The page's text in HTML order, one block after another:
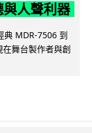
人聲利器
典 MDR-7506 到
舞台製作者與創